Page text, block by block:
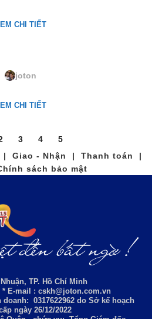
CHI TIẾT
joton
CHI TIẾT
3 4
5
| Giao - Nhận | Thanh toán |
sách bảo mật
TP. Hồ Chí Minh
* E-mail : cskh@joton.com.vn
doanh: 0317622962 do Sở kế hoạch
ngày 26/12/2022